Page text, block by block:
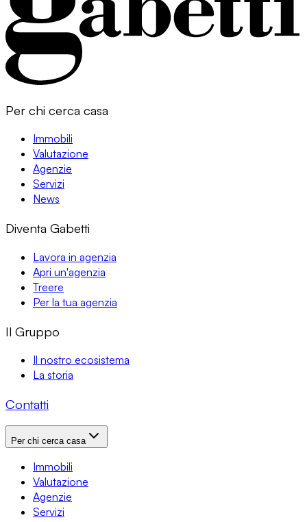
Per chi cerca casa
Immobili
Valutazione
Agenzie
Servizi
News
Diventa Gabetti
Lavora in agenzia
Apri un'agenzia
Treere
Per la tua agenzia
Il Gruppo
Il nostro ecosistema
La storia
Contatti
Per chi cerca casa
Immobili
Valutazione
Agenzie
Servizi